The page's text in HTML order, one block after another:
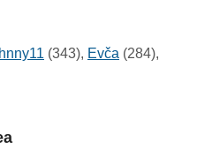
(343), Evča (284),